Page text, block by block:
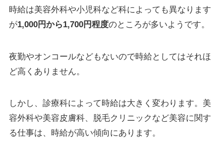
時給は美容外科や小児科など科によっても異なります
が1,000円から1,700円程度のところが多いようです。
夜勤やオンコールなどもないので時給としてはそれほ
ど高くありません。
しかし、診療科によって時給は大きく変わります。美
容外科や美容皮膚科、脱毛クリニックなど美容に関す
る仕事は、時給が高い傾向にあります。